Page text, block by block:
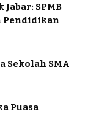
SPMB
Pendidikan
Sekolah SMA
Puasa